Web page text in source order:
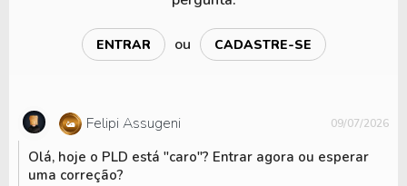
ENTRAR ou CADASTRE-SE
Felipi Assugeni 09/07/2026
Olá, hoje o PLD está "caro"? Entrar agora ou esperar
uma correção?